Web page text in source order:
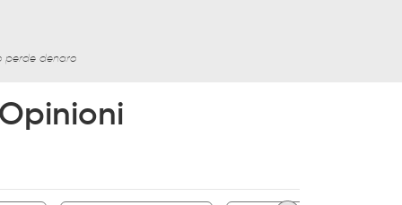
perde denaro